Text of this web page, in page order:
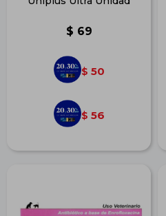
$ 69
$ 50
$ 56